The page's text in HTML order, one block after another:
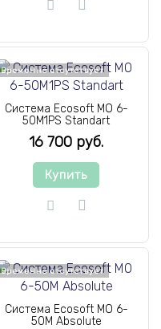
Временно отсутствует
Система Ecosoft MO 6-
50M1PS Standart
16 700 руб.
Купить
Временно отсутствует
Система Ecosoft MO 6-
50M Absolute